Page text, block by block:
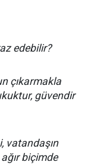
edebilir?
çıkarmakla
güvendir
vatandaşın
biçimde